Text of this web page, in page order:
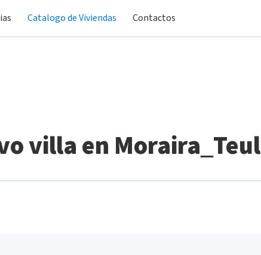
Catalogo de Viviendas Contactos
villa en